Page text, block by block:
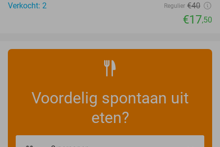
Verkocht: 2
Regulier €40
€17,50
Voordelig spontaan uit
eten?